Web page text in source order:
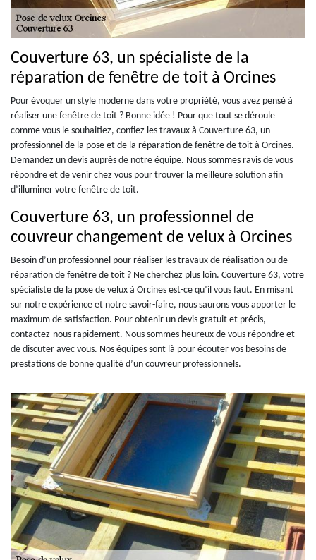
Couverture 63, un spécialiste de la
réparation de fenêtre de toit à Orcines
Pour évoquer un style moderne dans votre propriété, vous avez pensé à
réaliser une fenêtre de toit ? Bonne idée ! Pour que tout se déroule
comme vous le souhaitiez, confiez les travaux à Couverture 63, un
professionnel de la pose et de la réparation de fenêtre de toit à Orcines.
Demandez un devis auprès de notre équipe. Nous sommes ravis de vous
répondre et de venir chez vous pour trouver la meilleure solution afin
d’illuminer votre fenêtre de toit.
Couverture 63, un professionnel de
couvreur changement de velux à Orcines
Besoin d’un professionnel pour réaliser les travaux de réalisation ou de
réparation de fenêtre de toit ? Ne cherchez plus loin. Couverture 63, votre
spécialiste de la pose de velux à Orcines est-ce qu’il vous faut. En misant
sur notre expérience et notre savoir-faire, nous saurons vous apporter le
maximum de satisfaction. Pour obtenir un devis gratuit et précis,
contactez-nous rapidement. Nous sommes heureux de vous répondre et
de discuter avec vous. Nos équipes sont là pour écouter vos besoins de
prestations de bonne qualité d’un couvreur professionnels.